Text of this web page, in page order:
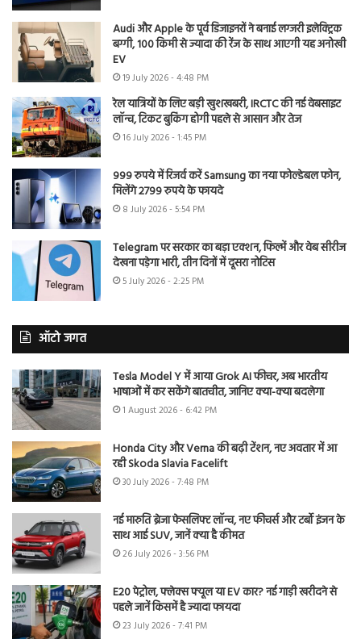
Audi और Apple के पूर्व डिजाइनरों ने बनाई लग्जरी इलेक्ट्रिक
बग्गी, 100 किमी से ज्यादा की रेंज के साथ आएगी यह अनोखी
EV
19 July 2026 - 4:48 PM
रेल यात्रियों के लिए बड़ी खुशखबरी, IRCTC की नई वेबसाइट
लॉन्च, टिकट बुकिंग होगी पहले से आसान और तेज
16 July 2026 - 1:45 PM
999 रुपये में रिजर्व करें Samsung का नया फोल्डेबल फोन,
मिलेंगे 2799 रुपये के फायदे
8 July 2026 - 5:54 PM
Telegram पर सरकार का बड़ा एक्शन, फिल्में और वेब सीरीज
देखना पड़ेगा भारी, तीन दिनों में दूसरा नोटिस
5 July 2026 - 2:25 PM
ऑटो जगत
Tesla Model Y में आया Grok AI फीचर, अब भारतीय
भाषाओं में कर सकेंगे बातचीत, जानिए क्या-क्या बदलेगा
1 August 2026 - 6:42 PM
Honda City और Verna की बढ़ी टेंशन, नए अवतार में आ
रही Skoda Slavia Facelift
30 July 2026 - 7:48 PM
नई मारुति ब्रेजा फेसलिफ्ट लॉन्च, नए फीचर्स और टर्बो इंजन के
साथ आई SUV, जानें क्या है कीमत
26 July 2026 - 3:56 PM
E20 पेट्रोल, फ्लेक्स फ्यूल या EV कार? नई गाड़ी खरीदने से
पहले जानें किसमें है ज्यादा फायदा
23 July 2026 - 7:41 PM